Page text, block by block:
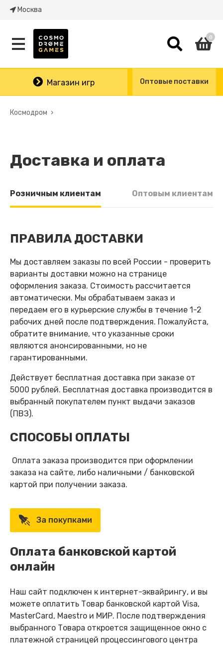
Москва
0
Магазин игр Оптовые поставки
Космодром
Доставка и оплата
Розничным клиентам Оптовым клиентам
ПРАВИЛА ДОСТАВКИ
Мы доставляем заказы по всей России - проверить
варианты доставки можно на странице
оформления заказа. Стоимость рассчитается
автоматически. Мы обрабатываем заказ и
передаем его в курьерские службы в течение 1-2
рабочих дней после подтверждения. Пожалуйста,
обратите внимание, что указанные сроки
являются анонсированными, но не
гарантированными.
Действует бесплатная доставка при заказе от
5000 рублей. Бесплатная доставка производится в
выбранный покупателем пункт выдачи заказов
(ПВЗ).
СПОСОБЫ ОПЛАТЫ
Оплата заказа производится при оформлении
заказа на сайте, либо наличными / банковской
картой при получении заказа.
За покупками
Оплата банковской картой
онлайн
Наш сайт подключен к интернет-эквайрингу, и вы
можете оплатить Товар банковской картой Visa,
MasterCard, Maestro и МИР. После подтверждения
выбранного Товара откроется защищенное окно с
платежной страницей процессингового центра